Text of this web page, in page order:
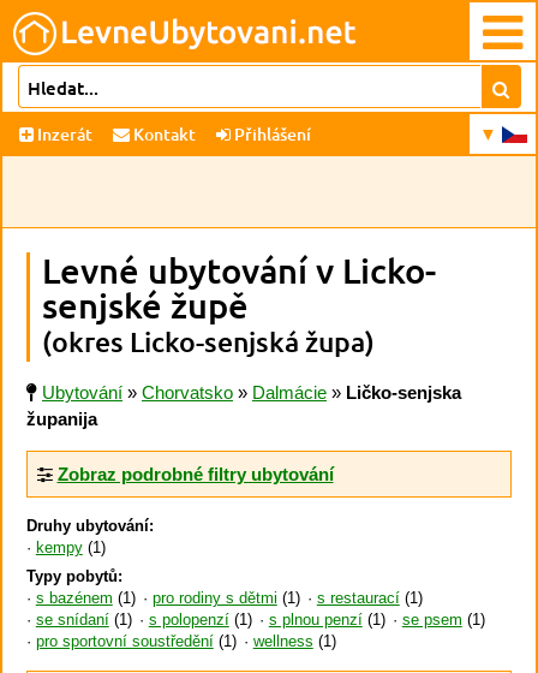
Inzerát Kontakt Přihlášení
Levné ubytování v Licko-
senjské župě
(okres Licko-senjská župa)
Ubytování » Chorvatsko » Dalmácie » Ličko-senjska
županija
Zobraz podrobné filtry ubytování
Druhy ubytování:
kempy(1)
Typy pobytů:
s bazénem (1) pro rodiny s dětmi (1) s restaurací (1)
se snídaní (1) s polopenzí (1) s plnou penzí (1) se psem (1)
pro sportovní soustředění (1) wellness (1)